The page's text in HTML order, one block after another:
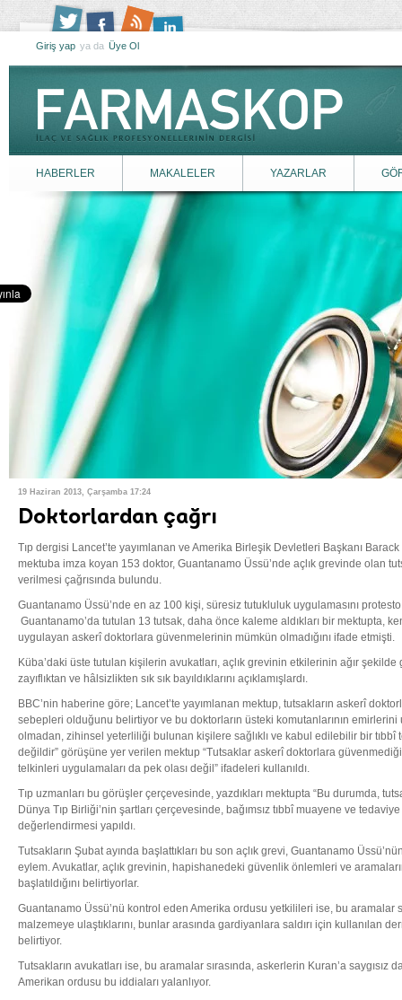
Giriş yap ya da Üye Ol
HABERLER MAKALELER YAZARLAR
19 Haziran 2013, Çarşamba 17:24
Doktorlardan çağrı
Tıp dergisi Lancet’te yayımlanan ve Amerika Birleşik Devletleri Başkanı
mektuba imza koyan 153 doktor, Guantanamo Üssü’nde açlık grevinde olan
verilmesi çağrısında bulundu.
Guantanamo Üssü’nde en az 100 kişi, süresiz tutukluluk uygulamasını
Guantanamo’da tutulan 13 tutsak, daha önce kaleme aldıkları bir mektupta,
uygulayan askerî doktorlara güvenmelerinin mümkün olmadığını ifade etmişti.
Küba’daki üste tutulan kişilerin avukatları, açlık grevinin etkilerinin ağır
zayıflıktan ve hâlsizlikten sık sık bayıldıklarını açıklamışlardı.
BBC’nin haberine göre; Lancet’te yayımlanan mektup, tutsakların askerî
sebepleri olduğunu belirtiyor ve bu doktorların üsteki komutanlarının emirlerini
olmadan, zihinsel yeterliliği bulunan kişilere sağlıklı ve kabul edilebilir bir tıbbî
değildir” görüşüne yer verilen mektup “Tutsaklar askerî doktorlara
telkinleri uygulamaları da pek olası değil” ifadeleri kullanıldı.
Tıp uzmanları bu görüşler çerçevesinde, yazdıkları mektupta “Bu durumda,
Dünya Tıp Birliği’nin şartları çerçevesinde, bağımsız tıbbî muayene ve
değerlendirmesi yapıldı.
Tutsakların Şubat ayında başlattıkları bu son açlık grevi, Guantanamo
eylem. Avukatlar, açlık grevinin, hapishanedeki güvenlik önlemleri ve aramaların
başlatıldığını belirtiyorlar.
Guantanamo Üssü’nü kontrol eden Amerika ordusu yetkilileri ise, bu aramalar
malzemeye ulaştıklarını, bunlar arasında gardiyanlara saldırı için kullanılan
belirtiyor.
Tutsakların avukatları ise, bu aramalar sırasında, askerlerin Kuran’a saygısız
Amerikan ordusu bu iddiaları yalanlıyor.